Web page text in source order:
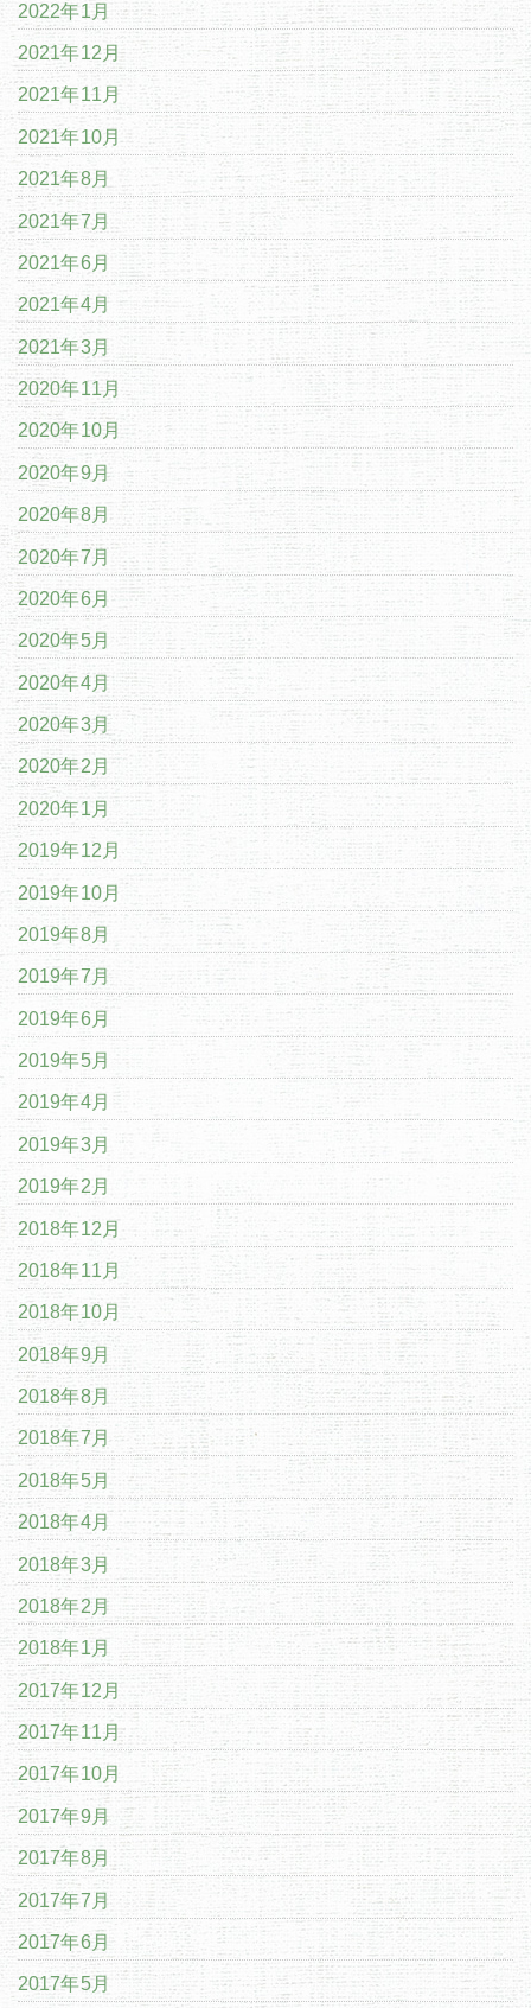
2022年1月
2021年12月
2021年11月
2021年10月
2021年8月
2021年7月
2021年6月
2021年4月
2021年3月
2020年11月
2020年10月
2020年9月
2020年8月
2020年7月
2020年6月
2020年5月
2020年4月
2020年3月
2020年2月
2020年1月
2019年12月
2019年10月
2019年8月
2019年7月
2019年6月
2019年5月
2019年4月
2019年3月
2019年2月
2018年12月
2018年11月
2018年10月
2018年9月
2018年8月
2018年7月
2018年5月
2018年4月
2018年3月
2018年2月
2018年1月
2017年12月
2017年11月
2017年10月
2017年9月
2017年8月
2017年7月
2017年6月
2017年5月